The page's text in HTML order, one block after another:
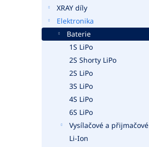
e
l
XRAY díly
Elektronika
Baterie
1S LiPo
2S Shorty LiPo
2S LiPo
3S LiPo
4S LiPo
6S LiPo
Vysílačové a přijmačové
Li-Ion